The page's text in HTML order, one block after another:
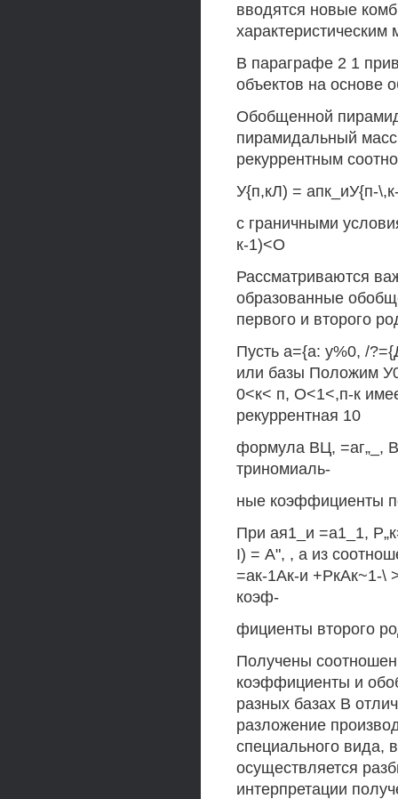
вводятся новые
В параграфе 2 1
объектов на основе
Обобщенной
пирамидальный
рекуррентным
У{п,кЛ) = апк_иУ{п-
с граничными
к-1)<О
Рассматриваются
образованные
первого и второго
Пусть а={а: у%0, /
или базы Положим
0<к< п, О<1<,п-к
рекуррентная 10
формула ВЦ, =аг„_,
триномиаль-
ные коэффициенты
При ая1_и =а1_1,
I) = А", , а из
=ак-1Ак-и +РкАк~1-
коэф-
фициенты второго
Получены
коэффициенты и
разных базах В
разложение
специального вида,
осуществляется
интерпретации